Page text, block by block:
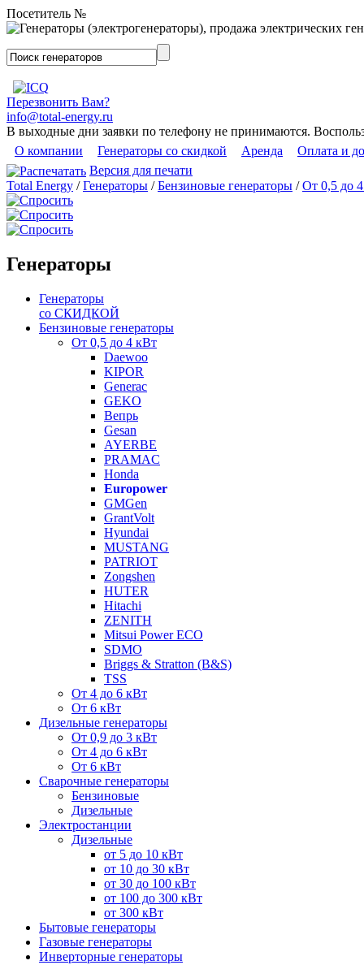
Посетитель №
Перезвонить Вам?
info@total-energy.ru
В выходные дни заявки по телефону не принимаются.
О компании
Генераторы со скидкой Аренда Оплата и
Версия для печати
Total Energy /Генераторы /Бензиновые генераторы /От 0,5 до
Генераторы
Генераторы
со СКИДКОЙ
Бензиновые генераторы
От 0,5 до 4 кВт
Daewoo
KIPOR
Generac
GEKO
Вепрь
Gesan
AYERBE
PRAMAC
Honda
Europower
GMGen
GrantVolt
Hyundai
MUSTANG
PATRIOT
Zongshen
HUTER
Hitachi
ZENITH
Mitsui Power ECO
SDMO
Briggs & Stratton (B&S)
TSS
От 4 до 6 кВт
От 6 кВт
Дизельные генераторы
От 0,9 до 3 кВт
От 4 до 6 кВт
От 6 кВт
Сварочные генераторы
Бензиновые
Дизельные
Электростанции
Дизельные
от 5 до 10 кВт
от 10 до 30 кВт
от 30 до 100 кВт
от 100 до 300 кВт
от 300 кВт
Бытовые генераторы
Газовые генераторы
Инверторные генераторы